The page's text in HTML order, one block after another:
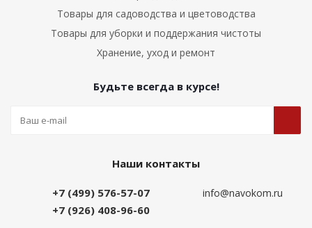
Товары для садоводства и цветоводства
Товары для уборки и поддержания чистоты
Хранение, уход и ремонт
Будьте всегда в курсе!
Наши контакты
+7 (499) 576-57-07
+7 (926) 408-96-60
info@navokom.ru